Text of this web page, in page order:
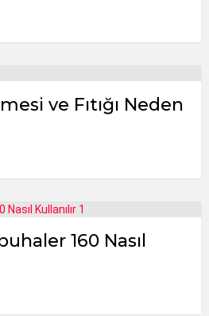
ve Fıtığı Neden
160 Nasıl